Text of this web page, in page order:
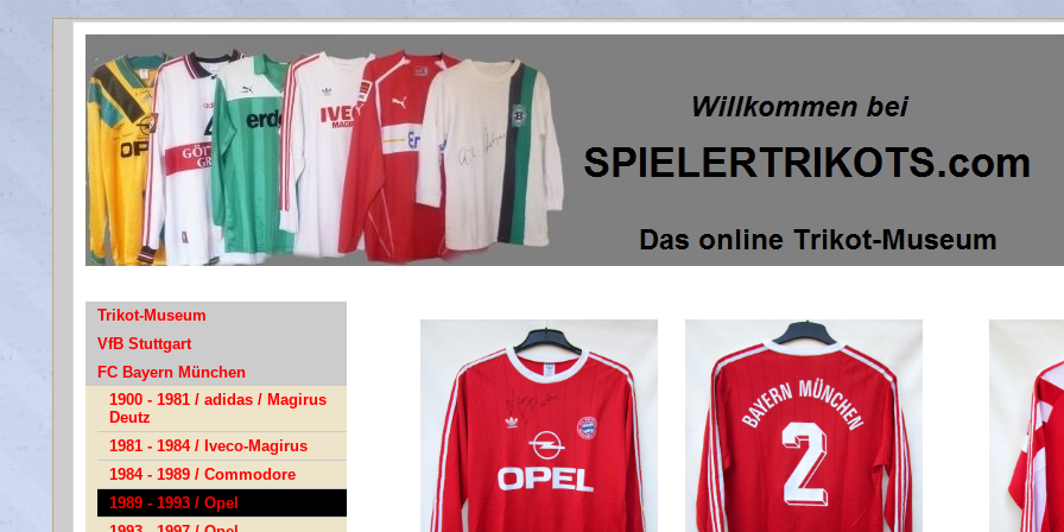
Trikot-Museum
VfB Stuttgart
FC Bayern München
1900 - 1981 / adidas / Magirus
Deutz
1981 - 1984 / Iveco-Magirus
1984 - 1989 / Commodore
1989 - 1993 / Opel